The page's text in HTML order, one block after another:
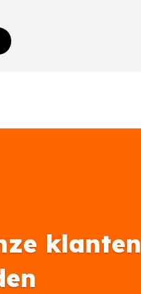
klanten